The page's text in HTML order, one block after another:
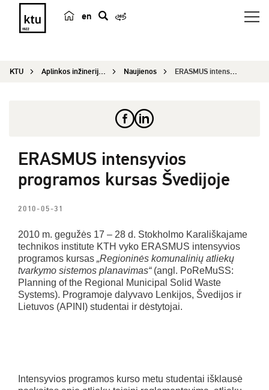
en
e
KTU Aplinkos inžinerijos institutas Naujienos ERASMUS intensyvios programos kursas Švedijoje
ERASMUS intensyvios
programos kursas Švedijoje
2010-05-31
2010 m. gegužės 17 – 28 d. Stokholmo Karališkajame
technikos institute KTH vyko ERASMUS intensyvios
programos kursas „Regioninės komunalinių atliekų
tvarkymo sistemos planavimas“(angl. PoReMuSS:
Planning of the Regional Municipal Solid Waste
Systems). Programoje dalyvavo Lenkijos, Švedijos ir
Lietuvos (APINI) studentai ir dėstytojai.
Intensyvios programos kurso metu studentai išklausė